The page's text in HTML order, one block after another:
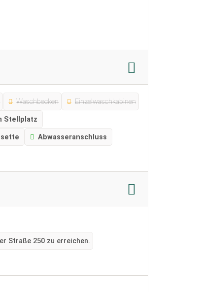
Waschbecken Einzelwaschkabinen
Stellplatz
Abwasseranschluss
Straße 250 zu erreichen.